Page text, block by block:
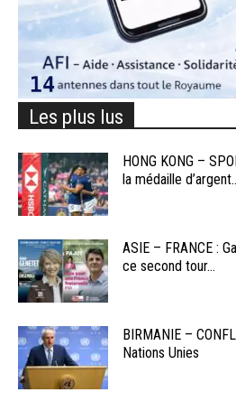
Les plus lus
HONG KONG –
la médaille
ASIE – FRANCE :
ce second tour...
BIRMANIE –
Nations Unies